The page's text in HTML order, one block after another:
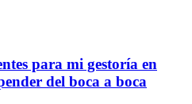
para mi gestoría en
del boca a boca